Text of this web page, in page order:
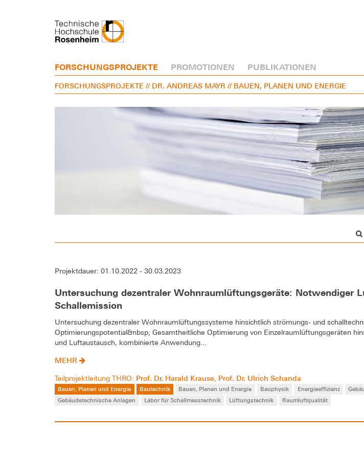
FORSCHUNGSPROJEKTE PROMOTIONEN PUBLIKATIONEN
FORSCHUNGSPROJEKTE // DR. ANDREAS MAYR // BAUEN, PLANEN UND ENERGIE
Projektdauer: 01.10.2022 - 30.03.2023
Untersuchung dezentraler Wohnraumlüftungsgeräte: Notwendiger
Schallemission
Untersuchung dezentraler Wohnraumlüftungssysteme hinsichtlich strömungs- und
Optimierungspotential&nbsp; Gesamtheitliche Optimierung von Einzelraumlüftungsgeräten
und Luftaustausch, kombinierte Anwendung...
MEHR
Teilprojektleitung THRO: Prof. Dr. Harald Krause, Prof. Dr. Ulrich Schanda
Bauen, Planen und Energie Bautechnik Bauen, Planen und Energie Bauphysik Energieeffizienz
Gebäudetechnische Anlagen
Labor für Schallmesstechnik Lüftungstechnik Raumluftqualität